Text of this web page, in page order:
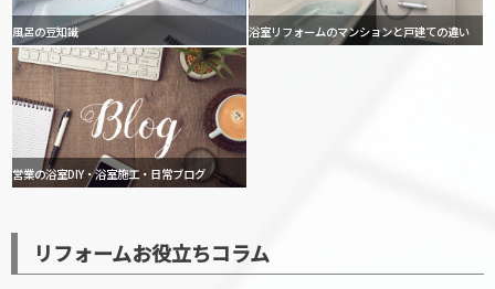
風呂の豆知識 浴室リフォームのマンションと戸建ての違い
営業の浴室DIY・浴室施工・日常ブログ
リフォームお役立ちコラム